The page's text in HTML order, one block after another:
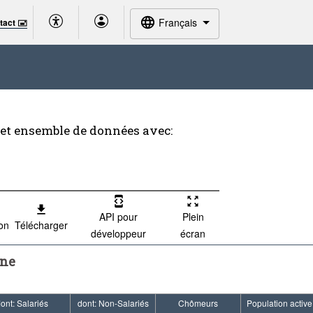
🖃 Français
ensemble de données avec:
Télécharger
API pour
développeur
Plein
écran
Salariés dont: Non-Salariés Chômeurs Population active